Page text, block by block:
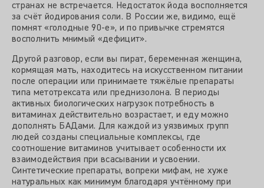
странах не встречается. Недостаток йода восполняется
за счёт йодирования соли. В России же, видимо, ещё
помнят «голодные 90-е», и по привычке стремятся
восполнить мнимый «дефицит».
Другой разговор, если вы пират, беременная женщина,
кормящая мать, находитесь на искусственном питании
после операции или принимаете тяжёлые препараты
типа метотрексата или преднизолона. В периоды
активных биологических нагрузок потребность в
витаминах действительно возрастает, и еду можно
дополнять БАДами. Для каждой из уязвимых групп
людей созданы специальные комплексы, где
соотношение витаминов учитывает особенности их
взаимодействия при всасывании и усвоении.
Синтетические препараты, вопреки мифам, не хуже
натуральных как минимум благодаря учтённому при